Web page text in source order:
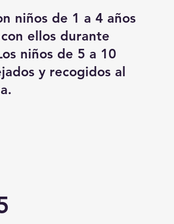
niños de 1 a 4 años
ellos durante
niños de 5 a 10
y recogidos al